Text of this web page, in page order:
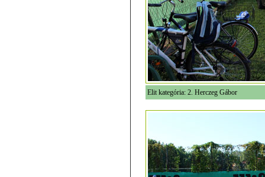
Elit kategória: 2. Herczeg Gábor